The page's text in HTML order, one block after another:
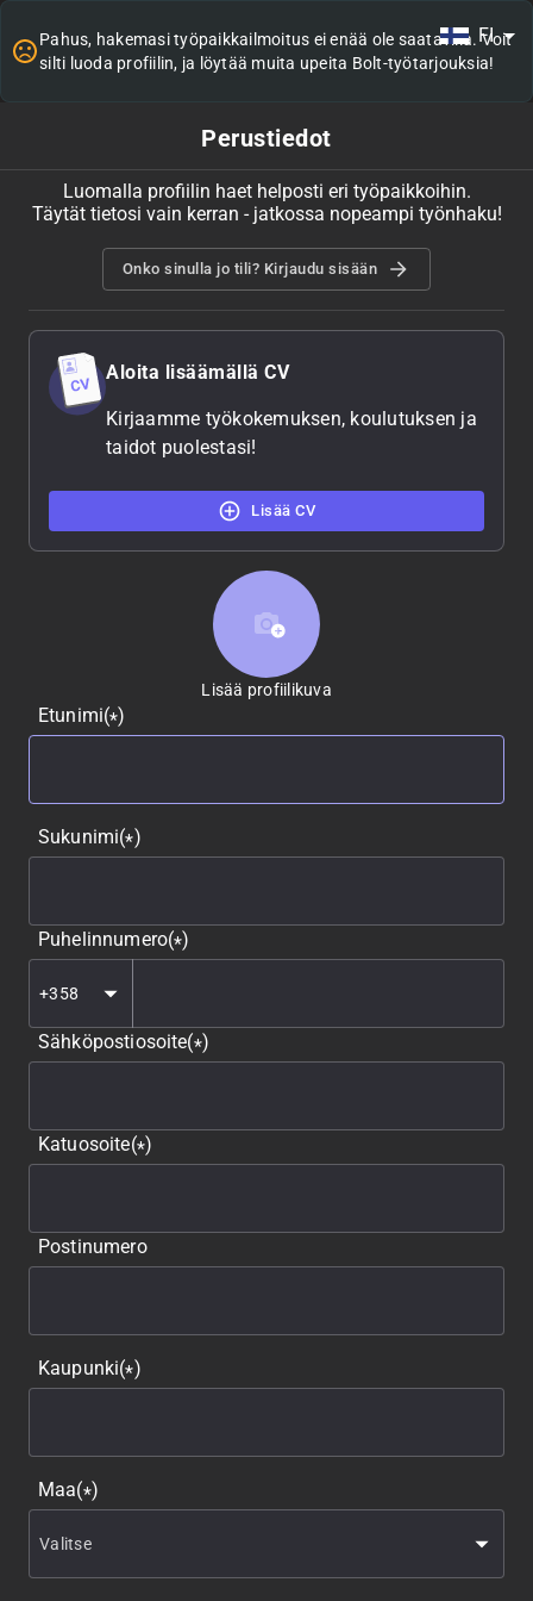
FI
Pahus, hakemasi työpaikkailmoitus ei enää ole saatavilla. Voit
silti luoda profiilin, ja löytää muita upeita Bolt-työtarjouksia!
Perustiedot
Luomalla profiilin haet helposti eri työpaikkoihin.
Täytät tietosi vain kerran - jatkossa nopeampi työnhaku!
Onko sinulla jo tili? Kirjaudu sisään
Aloita lisäämällä CV
Kirjaamme työkokemuksen, koulutuksen ja
taidot puolestasi!
Lisää CV
Lisää profiilikuva
Lisää profiilikuva
Etunimi(*)
Sukunimi(*)
Puhelinnumero(*)
Sähköpostiosoite(*)
Katuosoite(*)
Postinumero
Kaupunki(*)
Maa(*)